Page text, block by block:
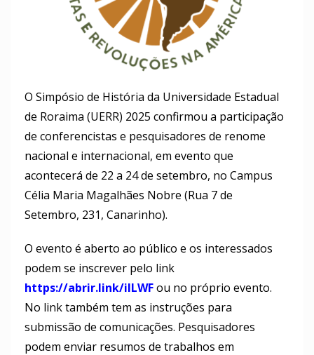
O Simpósio de História da Universidade Estadual
de Roraima (UERR) 2025 confirmou a participação
de conferencistas e pesquisadores de renome
nacional e internacional, em evento que
acontecerá de 22 a 24 de setembro, no Campus
Célia Maria Magalhães Nobre (Rua 7 de
Setembro, 231, Canarinho).
O evento é aberto ao público e os interessados
podem se inscrever pelo link
https://abrir.link/ilLWFou no próprio evento.
No link também tem as instruções para
submissão de comunicações. Pesquisadores
podem enviar resumos de trabalhos em